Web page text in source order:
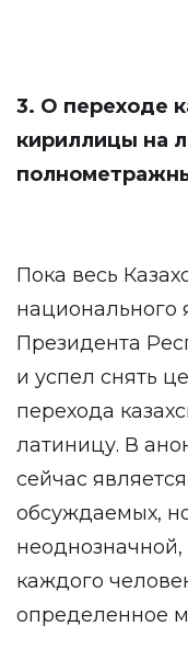
3. О переходе
кириллицы на
Пока весь
национального
Президента
и успел снять
перехода
латиницу. В
сейчас
обсуждаемых,
неоднозначной,
каждого
определенное